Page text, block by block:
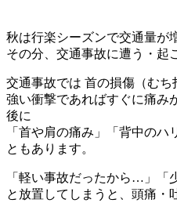
秋は行楽シーズンで交通量が
その分、交通事故に遭う・起
交通事故では 首の損傷（むち
強い衝撃であればすぐに痛み
後に
「首や肩の痛み」「背中のハ
ともあります。
「軽い事故だったから…」「
と放置してしまうと、頭痛・